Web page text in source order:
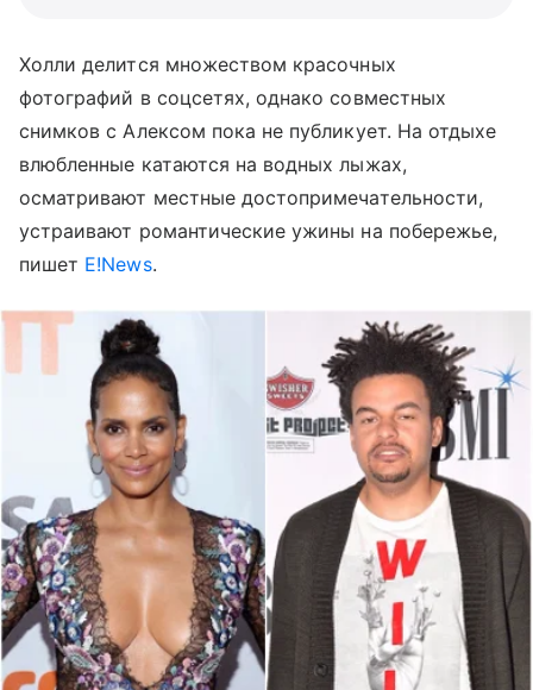
Холли делится множеством красочных
фотографий в соцсетях, однако совместных
снимков с Алексом пока не публикует. На отдыхе
влюбленные катаются на водных лыжах,
осматривают местные достопримечательности,
устраивают романтические ужины на побережье,
пишет E!News.